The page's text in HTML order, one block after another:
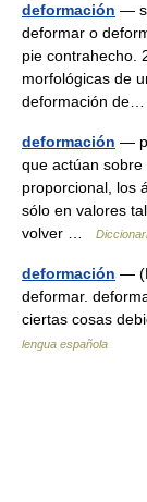
deformación —
deformar o
pie contrahecho.
morfológicas de
deformación
deformación —
que actúan
proporcional, los
sólo en valores
volver …
deformación —
deformar.
ciertas cosas
lengua española